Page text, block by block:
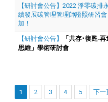
【研討會公告】2022 淨零碳排
續發展碳管理管理師證照研習
加！
【研討會公告】 「共存･復甦-再
思維」學術研討會
1 2 3 4 5 下一